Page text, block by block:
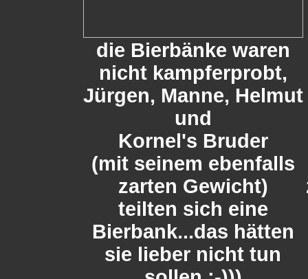
die Bierbänke waren
nicht kampferprobt,
Jürgen, Manne, Helmut
und
Kornel's Bruder
(mit seinem ebenfalls
zarten Gewicht)
teilten sich eine
Bierbank...das hätten
sie lieber nicht tun